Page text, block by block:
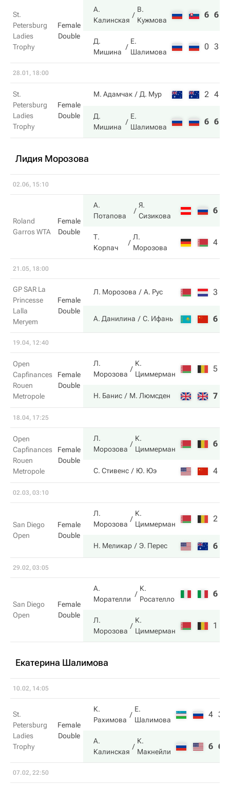
St.
Petersburg
Ladies
Trophy
Female
Double
А.
Калинская
В.
Кужмова
6 6
Д.
Мишина
Е.
Шалимова
0 3
28.01, 18:00
St.
Petersburg
Ladies
Trophy
Female
Double
М. Адамчак Д. Мур 2 4
Д.
Мишина
Е.
Шалимова
6 6
Лидия Морозова
02.06, 15:10
Roland
Garros WTA
Female
Double
А.
Потапова
Я.
Сизикова
6
Т.
Корпач
Л.
Морозова
4
21.05, 18:00
GP SAR La
Princesse
Lalla
Meryem
Female
Double
Л. Морозова А. Рус 3
А. Данилина С. Ифань 6
19.04, 12:40
Open
Capfinances
Rouen
Metropole
Female
Double
Л.
Морозова
К.
Циммерман
5
Н. Банис М. Люмсден 7
18.04, 17:25
Open
Capfinances
Rouen
Metropole
Female
Double
Л.
Морозова
К.
Циммерман
6
С. Стивенс Ю. Юэ 4
02.03, 03:10
San Diego
Open
Female
Double
Л.
Морозова
К.
Циммерман
2
Н. Меликар Э. Перес 6
29.02, 03:05
San Diego
Open
Female
Double
А.
Морателли
К.
Росателло
6
Л.
Морозова
К.
Циммерман
1
Екатерина Шалимова
10.02, 14:05
St.
Petersburg
Ladies
Trophy
Female
Double
К.
Рахимова
Е.
Шалимова
4 3
А.
Калинская
К.
Макнейли
6 6
07.02, 22:50